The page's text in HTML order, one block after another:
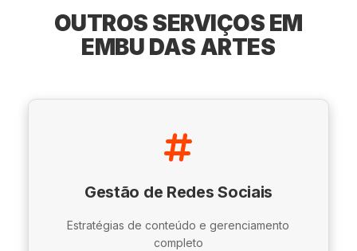
OUTROS SERVIÇOS EM
EMBU DAS ARTES
Gestão de Redes Sociais
Estratégias de conteúdo e gerenciamento
completo